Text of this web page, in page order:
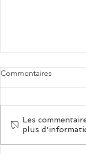
Le pouvoir du
Commentaires
Les
plus